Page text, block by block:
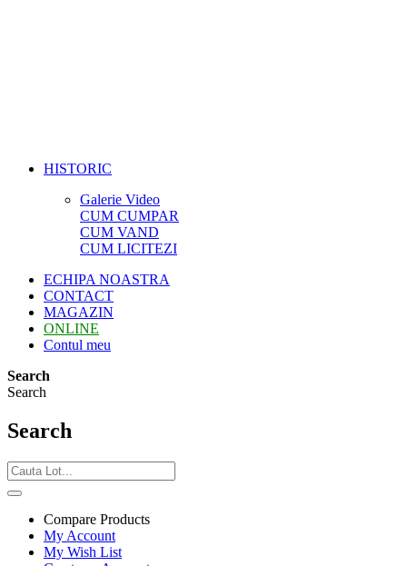
HISTORIC
Galerie Video
CUM CUMPAR
CUM VAND
CUM LICITEZI
ECHIPA NOASTRA
CONTACT
MAGAZIN
ONLINE
Contul meu
Search
Search
Search
Compare Products
My Account
My Wish List